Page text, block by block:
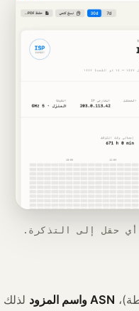
حقل إلى التذكرة.
ASN واسم المزود
لذلك